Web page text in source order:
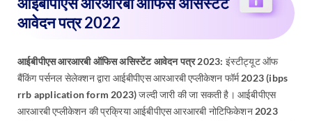
आवेदन पत्र 2022
आईबीपीएस आरआरबी ऑफिस असिस्टेंट आवेदन पत्र 2023: इंस्टीट्यूट ऑफ
बैंकिंग पर्सनल सेलेक्शन द्वारा आईबीपीएस आरआरबी एप्लीकेशन फॉर्म 2023 (ibps
rrb application form 2023) जल्दी जारी की जा सकती है। आईबीपीएस
आरआरबी एप्लीकेशन की प्रक्रिया आईबीपीएस आरआरबी नोटिफिकेशन 2023